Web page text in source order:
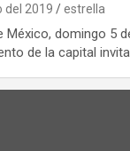
del 2019 estrella
México, domingo 5
de la capital invita